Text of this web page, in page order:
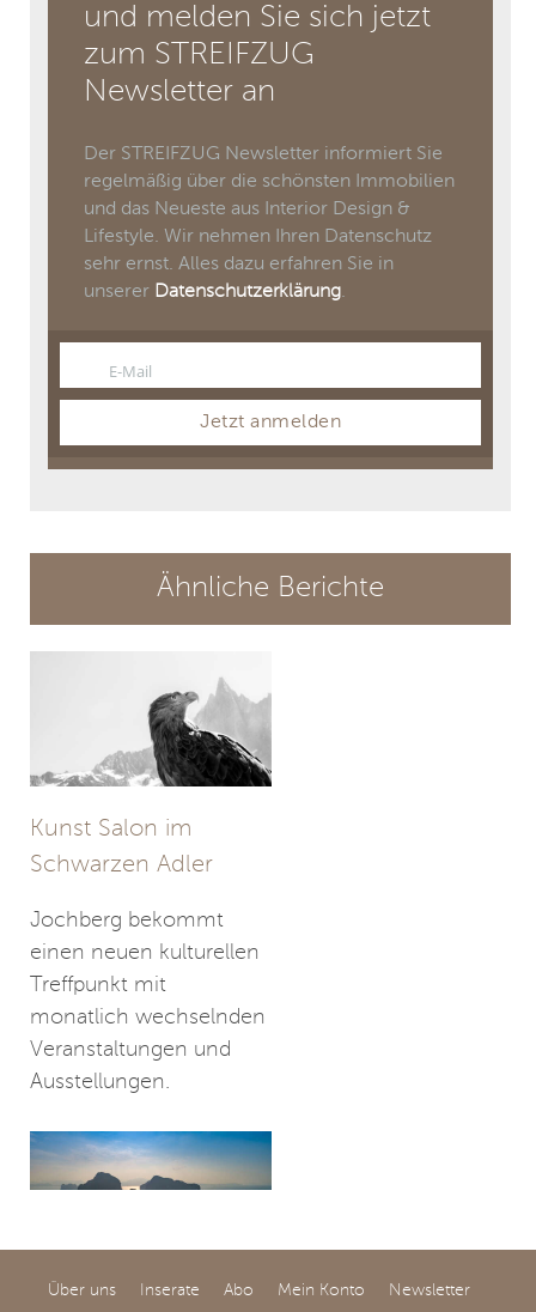
und melden Sie sich jetzt
zum STREIFZUG
Newsletter an
Der STREIFZUG Newsletter informiert Sie
regelmäßig über die schönsten Immobilien
und das Neueste aus Interior Design &
Lifestyle. Wir nehmen Ihren Datenschutz
sehr ernst. Alles dazu erfahren Sie in
unserer Datenschutzerklärung.
EmailE-Mail
Jetzt anmelden
Ähnliche Berichte
Kunst Salon im
Schwarzen Adler
Jochberg bekommt
einen neuen kulturellen
Treffpunkt mit
monatlich wechselnden
Veranstaltungen und
Ausstellungen.
Über uns Inserate Abo Mein Konto Newsletter